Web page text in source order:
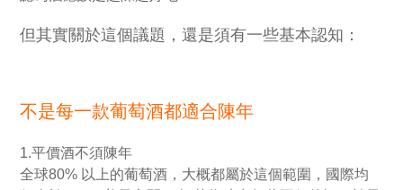
但其實關於這個議題，還是須有一些基本認知：
不是每一款葡萄酒都適合陳年
1.平價酒不須陳年
全球80% 以上的葡萄酒，大概都屬於這個範圍，國際均